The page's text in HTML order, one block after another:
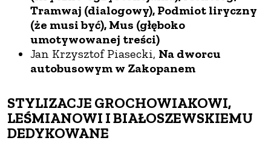
Tramwaj (dialogowy), Podmiot liryczny
(że musi być), Mus (głęboko
umotywowanej treści)
Jan Krzysztof Piasecki, Na dworcu
autobusowym w Zakopanem
STYLIZACJE GROCHOWIAKOWI,
LEŚMIANOWI I BIAŁOSZEWSKIEMU
DEDYKOWANE